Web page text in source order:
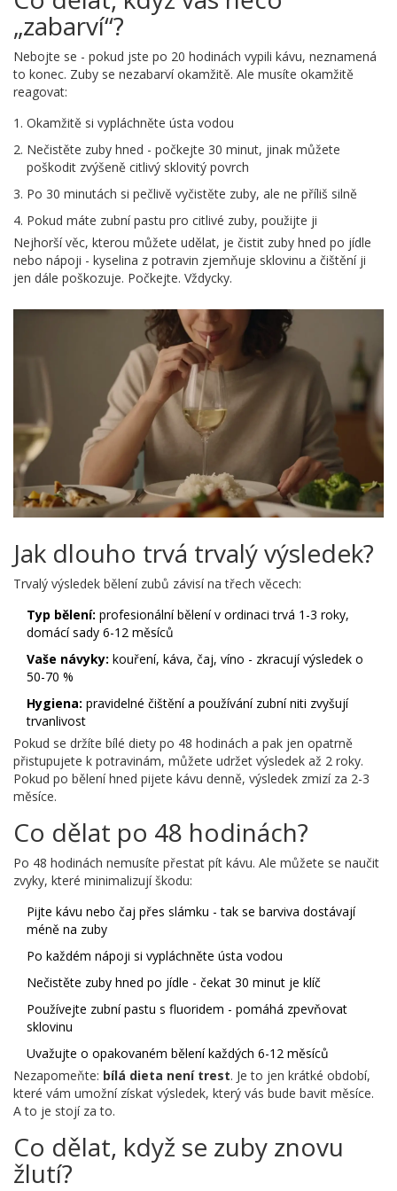
„zabarví“?
Nebojte se - pokud jste po 20 hodinách vypili kávu, neznamená
to konec. Zuby se nezabarví okamžitě. Ale musíte okamžitě
reagovat:
Okamžitě si vypláchněte ústa vodou
Nečistěte zuby hned - počkejte 30 minut, jinak můžete
poškodit zvýšeně citlivý sklovitý povrch
Po 30 minutách si pečlivě vyčistěte zuby, ale ne příliš silně
Pokud máte zubní pastu pro citlivé zuby, použijte ji
Nejhorší věc, kterou můžete udělat, je čistit zuby hned po jídle
nebo nápoji - kyselina z potravin zjemňuje sklovinu a čištění ji
jen dále poškozuje. Počkejte. Vždycky.
Jak dlouho trvá trvalý výsledek?
Trvalý výsledek bělení zubů závisí na třech věcech:
Typ bělení: profesionální bělení v ordinaci trvá 1-3 roky,
domácí sady 6-12 měsíců
Vaše návyky: kouření, káva, čaj, víno - zkracují výsledek o
50-70 %
Hygiena: pravidelné čištění a používání zubní niti zvyšují
trvanlivost
Pokud se držíte bílé diety po 48 hodinách a pak jen opatrně
přistupujete k potravinám, můžete udržet výsledek až 2 roky.
Pokud po bělení hned pijete kávu denně, výsledek zmizí za 2-3
měsíce.
Co dělat po 48 hodinách?
Po 48 hodinách nemusíte přestat pít kávu. Ale můžete se naučit
zvyky, které minimalizují škodu:
Pijte kávu nebo čaj přes slámku - tak se barviva dostávají
méně na zuby
Po každém nápoji si vypláchněte ústa vodou
Nečistěte zuby hned po jídle - čekat 30 minut je klíč
Používejte zubní pastu s fluoridem - pomáhá zpevňovat
sklovinu
Uvažujte o opakovaném bělení každých 6-12 měsíců
Nezapomeňte: bílá dieta není trest. Je to jen krátké období,
které vám umožní získat výsledek, který vás bude bavit měsíce.
A to je stojí za to.
Co dělat, když se zuby znovu
žlutí?